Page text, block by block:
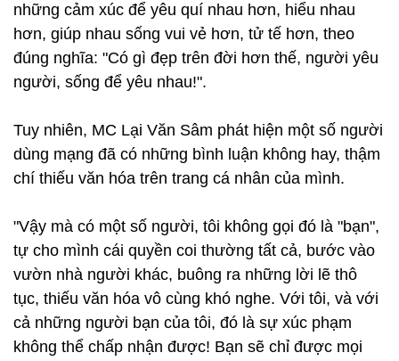
những cảm xúc để yêu quí nhau hơn, hiểu nhau
hơn, giúp nhau sống vui vẻ hơn, tử tế hơn, theo
đúng nghĩa: "Có gì đẹp trên đời hơn thế, người yêu
người, sống để yêu nhau!".
Tuy nhiên, MC Lại Văn Sâm phát hiện một số người
dùng mạng đã có những bình luận không hay, thậm
chí thiếu văn hóa trên trang cá nhân của mình.
"Vậy mà có một số người, tôi không gọi đó là "bạn",
tự cho mình cái quyền coi thường tất cả, bước vào
vườn nhà người khác, buông ra những lời lẽ thô
tục, thiếu văn hóa vô cùng khó nghe. Với tôi, và với
cả những người bạn của tôi, đó là sự xúc phạm
không thể chấp nhận được! Bạn sẽ chỉ được mọi